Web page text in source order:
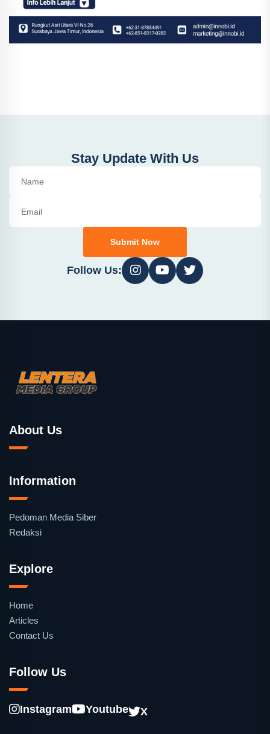
Stay Update With Us
Submit Now
Follow Us:
About Us
Information
Pedoman Media Siber
Redaksi
Explore
Home
Articles
Contact Us
Follow Us
Instagram Youtube X